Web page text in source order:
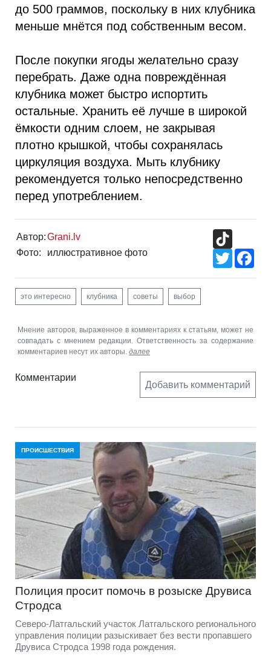
до 500 граммов, поскольку в них клубника
меньше мнётся под собственным весом.
После покупки ягоды желательно сразу
перебрать. Даже одна повреждённая
клубника может быстро испортить
остальные. Хранить её лучше в широкой
ёмкости одним слоем, не закрывая
плотно крышкой, чтобы сохранялась
циркуляция воздуха. Мыть клубнику
рекомендуется только непосредственно
перед употреблением.
Автор:Grani.lv
Фото:
иллюстративное фото
Twitter
это интересно клубника советы выбор
Мнение авторов, выраженное в комментариях к статьям, может не
совпадать с мнением редакции. Ответственность за содержание
комментариев несут их авторы. далее
Комментарии
Добавить комментарий
ПРОИСШЕСТВИЯ
Полиция просит помочь в розыске Друвиса
Стродса
Северо-Латгальский участок Латгальского регионального
управления полиции разыскивает без вести пропавшего
Друвиса Стродса 1998 года рождения.